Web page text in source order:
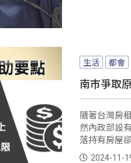
生活 都會
南市爭取
隨著台灣房
然內政部設
落持有房屋
租房也成為
2024-11-